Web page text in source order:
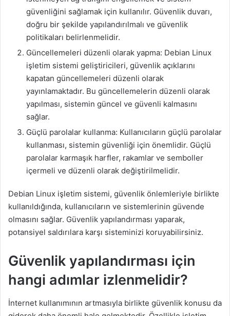
güvenliğini sağlamak için kullanılır. Güvenlik duvarı,
doğru bir şekilde yapılandırılmalı ve güvenlik
politikaları belirlenmelidir.
Güncellemeleri düzenli olarak yapma: Debian Linux
işletim sistemi geliştiricileri, güvenlik açıklarını
kapatan güncellemeleri düzenli olarak
yayınlamaktadır. Bu güncellemelerin düzenli olarak
yapılması, sistemin güncel ve güvenli kalmasını
sağlar.
Güçlü parolalar kullanma: Kullanıcıların güçlü parolalar
kullanması, sistemin güvenliği için önemlidir. Güçlü
parolalar karmaşık harfler, rakamlar ve semboller
içermeli ve düzenli olarak değiştirilmelidir.
Debian Linux işletim sistemi, güvenlik önlemleriyle birlikte
kullanıldığında, kullanıcıların ve sistemlerinin güvende
olmasını sağlar. Güvenlik yapılandırması yaparak,
potansiyel saldırılara karşı sisteminizi koruyabilirsiniz.
Güvenlik yapılandırması için
hangi adımlar izlenmelidir?
İnternet kullanımının artmasıyla birlikte güvenlik konusu da